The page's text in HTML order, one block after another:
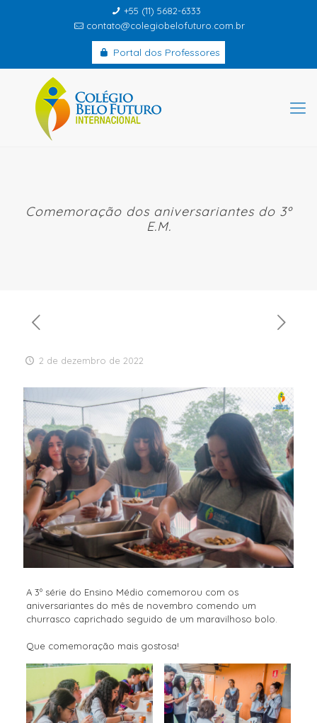
+55 (11) 5682-6333
contato@colegiobelofuturo.com.br
Portal dos Professores
Comemoração dos aniversariantes do 3º
E.M.
2 de dezembro de 2022
A 3º série do Ensino Médio comemorou com os
aniversariantes do mês de novembro comendo um
churrasco caprichado seguido de um maravilhoso bolo.
Que comemoração mais gostosa!